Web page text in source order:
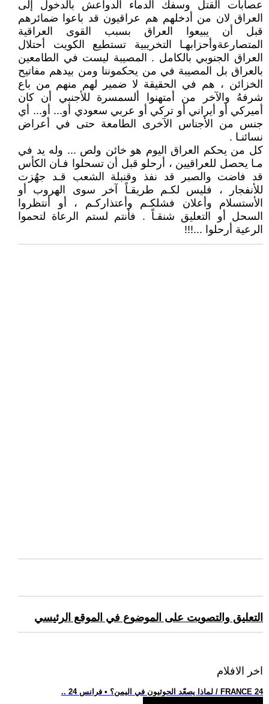
عصابات القتل وسفك الدماء الدواعش بالدخول إلى
العراق لان من أدخلهم هم عراقيون قد باعوا ضمائرهم
قبل أن يبيعوا العراق بسبب القوى العراقية
المتصارعةوأحزابهـا التخريبية تستطيع الكويت أحتلال
العراق الجنوبي بالكامل . المصيبة ليست في الطامعين
بالعراق بل المصيبة في من يحكموننا ومن بيدهم مفاتيح
الخزائن ، هم في الحقيقة لا ضمير لهم منهم من باع
شرفهُ والآخر من أمتهنوا ألسمسرة للأجنبي أن كان
أميركي أو أيراني أو تركي أو عربي سعودي أو... أو... أي
جنس من الأجناس الآخرى الطامعة حتى في أعراض
نسائنـا .
كل من يحكم العراق اليوم هو خائن ولص ... وله يد في
مـا يحصل للعراقيين ، أرحلو قبل أن تسحلوا فـان الكأس
قد فاضت والصبر قد نفذ وقنبلة الشعب قـد جهُزت
للأنفجار ، فليس لكـم طريقـاً آخر سوى الهروب أو
الأستسلام وأعلان فشلكـم وأعتذاركـم ، أو أنتظروا
السحل أو التعليق شنقـاً . فأنتم لستم الرعاة لتحموا
الرعية أرحلوا ...!!!
التعليق والتصويت على الموضوع في الموقع الرئيسي
اخر الافلام
.. لماذا يصعّد الحوثيون في اليمن؟ • فرانس 24 / FRANCE 24